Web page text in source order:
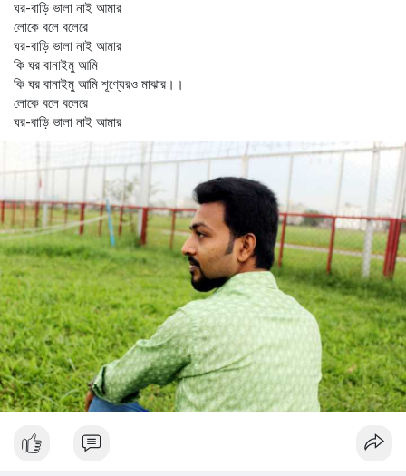
ঘর-বাড়ি ভালা নাই আমার
লোকে বলে বলেরে
ঘর-বাড়ি ভালা নাই আমার
কি ঘর বানাইমু আমি
কি ঘর বানাইমু আমি শূণ্যেরও মাঝার।।
লোকে বলে বলেরে
ঘর-বাড়ি ভালা নাই আমার